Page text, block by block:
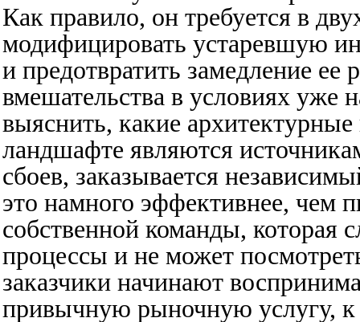
Как правило, он требуется в
модифицировать устаревшую
и предотвратить замедление ее
вмешательства в условиях уже
выяснить, какие
ландшафте являются
сбоев, заказывается
это намного эффективнее, чем
собственной команды, которая
процессы и не может
заказчики начинают
привычную рыночную услугу,